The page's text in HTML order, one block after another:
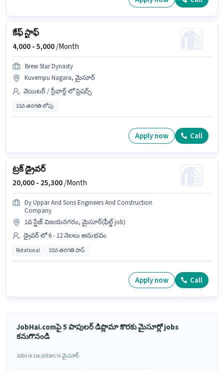
కేఫ్ స్టాఫ్
4,000 -5,000/Month
Brew Star Dynasty
Kuvempu Nagara, మైసూర్
వెయిటర్ / స్టీవార్డ్ లో ఫ్రెషర్స్
10వ తరగతి లోపు
Apply now Call
ట్రక్ డ్రైవర్
20,000 - 25,300/Month
Dy Uppar And Sons Engineers And Construction
Company
1వ స్టేజ్ విజయనగరం, మైసూర్(ఫీల్డ్ job)
డ్రైవర్ లో 6 - 12 నెలలు అనుభవం
Rotational 10వ తరగతి పాస్
Apply now Call
JobHai.comపై 5 పాపులర్ డిప్లొమా కొరకు మైసూర్లో jobs
కనుగొనండి
Jobs in Localities in మైసూర్